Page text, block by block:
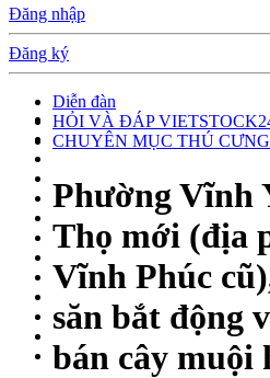
Đăng nhập
Đăng ký
Diễn đàn
HỎI VÀ ĐÁP
CHUYÊN MỤC THÚ CƯNG
Phường Vĩnh
Thọ mới (địa
Vĩnh Phúc
săn bắt động
bán cây muội